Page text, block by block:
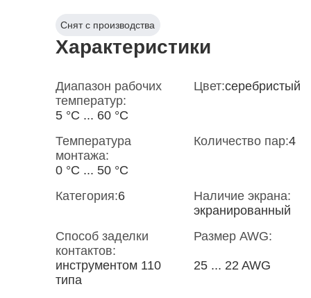
Снят с производства
Характеристики
Диапазон рабочих
температур:
5 °С ... 60 °С
Цвет:серебристый
Температура
монтажа:
0 °С ... 50 °С
Количество пар:4
Категория:6
Наличие экрана:
экранированный
Способ заделки
контактов:
инструментом 110
типа
Размер AWG:
25 ... 22 AWG